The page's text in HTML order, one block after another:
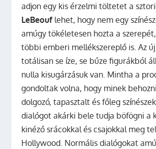
adjon egy kis érzelmi töltetet a
LeBeouf lehet, hogy nem egy
amúgy tökéletesen hozta a
többi emberi mellékszereplő is. Az
totálisan se íze, se bűze figurákból
nulla kisugárzásuk van. Mintha a
gondoltak volna, hogy minek
dolgozó, tapasztalt és főleg
dialógot akárki bele tudja böfögni a
kinéző srácokkal és csajokkal meg
Hollywood. Normális dialógokat